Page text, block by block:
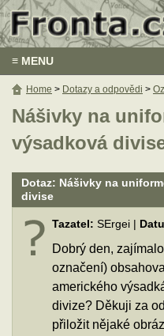
≡ MENU
Nášivky na
výsadková
Dotaz: Nášivky na
divise
Tazatel: SErgei |
Dobrý den,
označení)
amerického
divize? Děkuji za
přiložit nějaké
Home > Dotazy a odpovědi >